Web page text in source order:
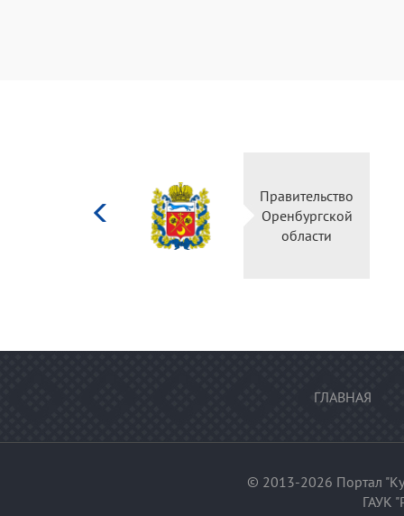
Правительство
Оренбургской
области
ГЛАВНАЯ
© 2013-2026 Портал
ГАУК